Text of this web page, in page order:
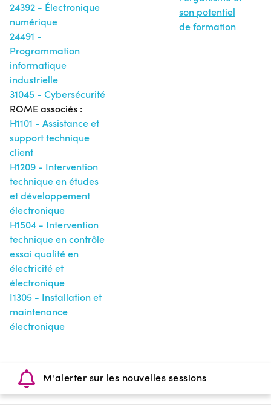
24392 - Électronique
numérique
24491 -
Programmation
informatique
industrielle
31045 - Cybersécurité
ROME associés :
H1101 - Assistance et
support technique
client
H1209 - Intervention
technique en études
et développement
électronique
H1504 - Intervention
technique en contrôle
essai qualité en
électricité et
électronique
I1305 - Installation et
maintenance
électronique
son potentiel
de formation
M'alerter sur les nouvelles sessions